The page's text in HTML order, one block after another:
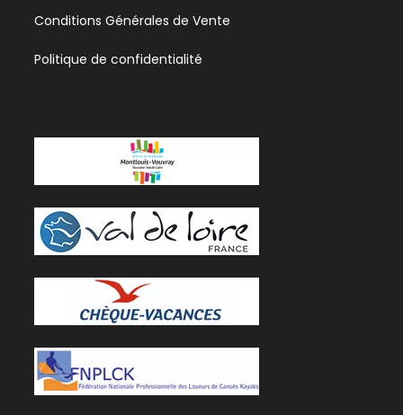
Conditions Générales de Vente
Politique de confidentialité